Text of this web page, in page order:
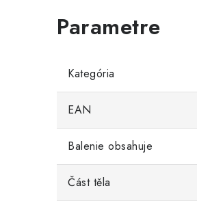
Kategória
EAN
Balenie obsahuje
Část těla